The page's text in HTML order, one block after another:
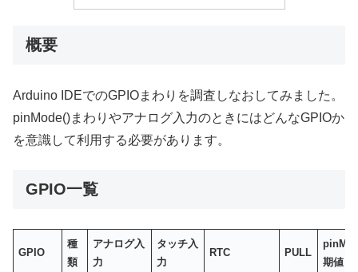
概要
Arduino IDEでのGPIOまわりを調査しなおしてみました。
pinMode()まわりやアナログ入力のときにはどんなGPIOか
を意識して利用する必要があります。
GPIO一覧
GPIO
種
類
アナログ入
力
タッチ入
力
RTC PULL
期値